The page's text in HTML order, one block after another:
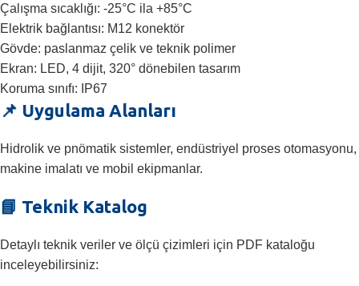
Çalışma sıcaklığı: -25°C ila +85°C
Elektrik bağlantısı: M12 konektör
Gövde: paslanmaz çelik ve teknik polimer
Ekran: LED, 4 dijit, 320° dönebilen tasarım
Koruma sınıfı: IP67
📌 Uygulama Alanları
Hidrolik ve pnömatik sistemler, endüstriyel proses otomasyonu,
makine imalatı ve mobil ekipmanlar.
📘 Teknik Katalog
Detaylı teknik veriler ve ölçü çizimleri için PDF kataloğu
inceleyebilirsiniz: